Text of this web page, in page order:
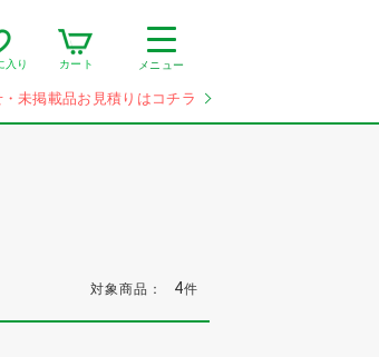
入り カート メニュー
未掲載品お見積りはコチラ
対象商品： 4件